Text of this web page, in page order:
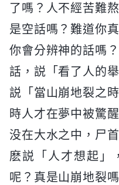
了嗎？人不經苦難
是空話嗎？難道你
你會分辨神的話嗎
話，説「看了人的
説「當山崩地裂之
時人才在夢中被驚
没在大水之中，尸
麽説「人才想起」
呢？真是山崩地裂